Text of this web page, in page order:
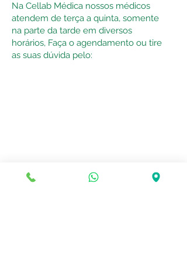
Na Cellab Médica nossos médicos
atendem de terça a quinta, somente
na parte da tarde em diversos
horários, Faça o agendamento ou tire
as suas dúvida pelo: